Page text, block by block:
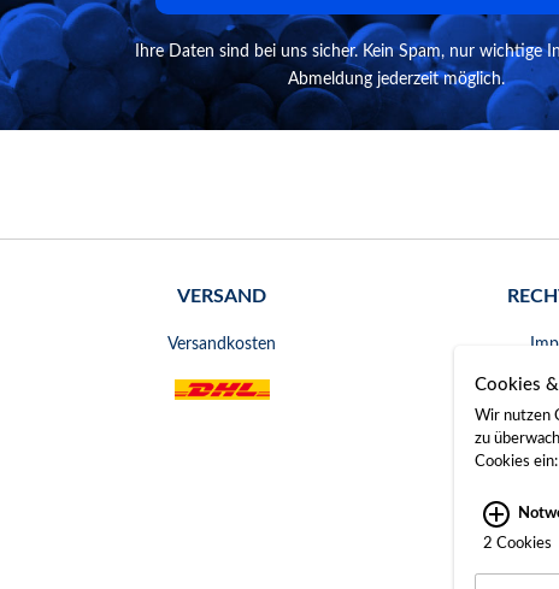
Ihre Daten sind bei uns sicher. Kein Spam, nur wichtige
Abmeldung jederzeit möglich.
VERSAND
Versandkosten
Cookies
Wir nutzen
zu
Cookies ein:
2 Cookies